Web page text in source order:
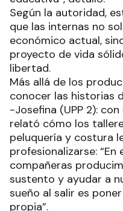
Según la autoridad,
que las internas no
económico actual,
proyecto de vida
libertad.
Más allá de los
conocer las historias
-Josefina (UPP 2):
relató cómo los
peluquería y costura
profesionalizarse:
compañeras
sustento y ayudar a
sueño al salir es
propia”.